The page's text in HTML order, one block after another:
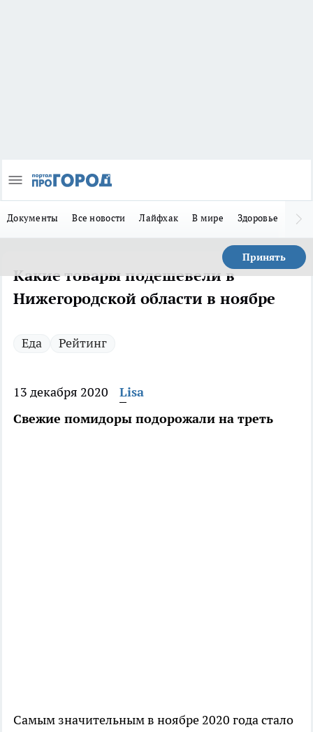
Документы Все новости Лайфхак В мире Здоровье
Принять
Какие товары подешевели в
Нижегородской области в ноябре
Еда Рейтинг
13 декабря 2020
Lisa
Свежие помидоры подорожали на треть
Самым значительным в ноябре 2020 года стало